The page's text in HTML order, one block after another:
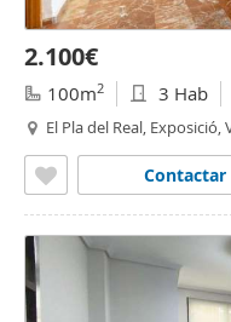
2.100€
100m2 3 Hab
El Pla del Real, Exposició,
Contactar